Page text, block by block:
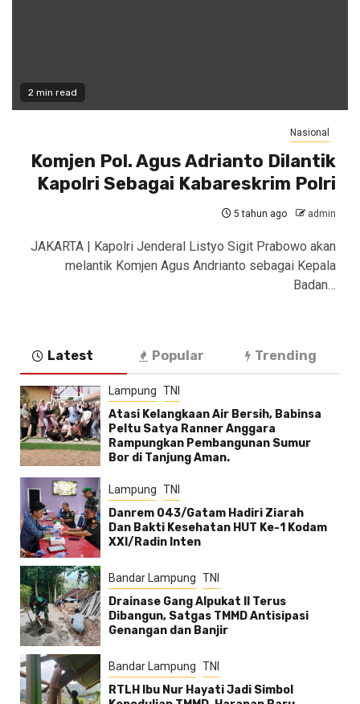
2 min read
Nasional
Komjen Pol. Agus Adrianto Dilantik
Kapolri Sebagai Kabareskrim Polri
5 tahun ago admin
JAKARTA | Kapolri Jenderal Listyo Sigit Prabowo akan
melantik Komjen Agus Andrianto sebagai Kepala
Badan…
Latest Popular Trending
Lampung TNI
Atasi Kelangkaan Air Bersih, Babinsa
Peltu Satya Ranner Anggara
Rampungkan Pembangunan Sumur
Bor di Tanjung Aman.
Lampung TNI
Danrem 043/Gatam Hadiri Ziarah
Dan Bakti Kesehatan HUT Ke-1 Kodam
XXI/Radin Inten
Bandar Lampung TNI
Drainase Gang Alpukat II Terus
Dibangun, Satgas TMMD Antisipasi
Genangan dan Banjir
Bandar Lampung TNI
RTLH Ibu Nur Hayati Jadi Simbol